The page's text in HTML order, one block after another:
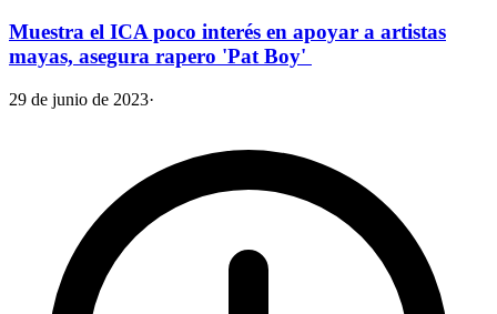
Muestra el ICA poco interés en apoyar a artistas
mayas, asegura rapero 'Pat Boy'
29 de junio de 2023·